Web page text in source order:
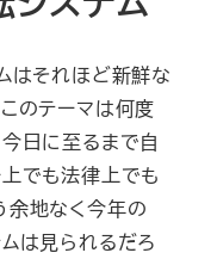
はそれほど新鮮な
のテーマは何度
日に至るまで自
でも法律上でも
余地なく今年の
は見られるだろ